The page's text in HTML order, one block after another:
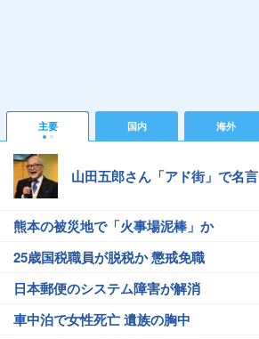
主要 国内 海外
山田五郎さん「アド街」で名言
熊本の被災地で「火事場泥棒」か
25歳国税職員が脱税か 懲戒免職
日本郵便のシステム障害が解消
車中泊で女性死亡 遺族の胸中